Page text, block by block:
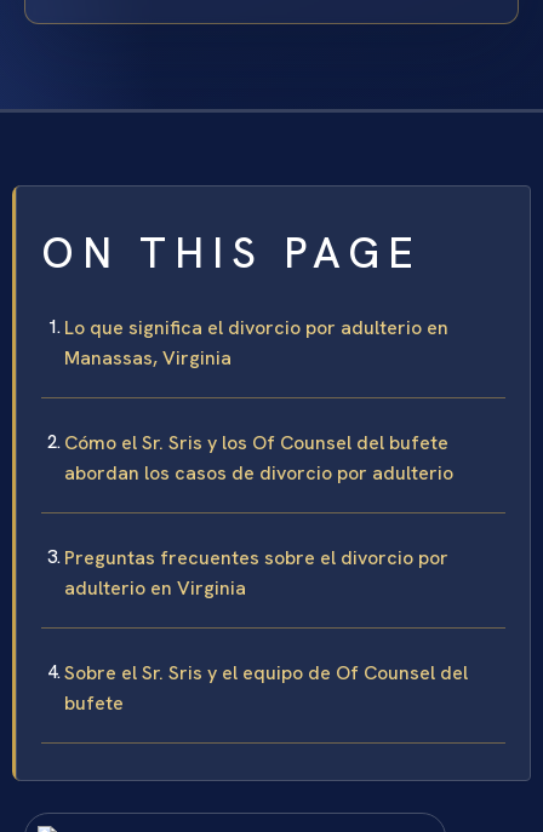
ON THIS PAGE
Lo que significa el divorcio por adulterio en
Manassas, Virginia
Cómo el Sr. Sris y los Of Counsel del bufete
abordan los casos de divorcio por adulterio
Preguntas frecuentes sobre el divorcio por
adulterio en Virginia
Sobre el Sr. Sris y el equipo de Of Counsel del
bufete